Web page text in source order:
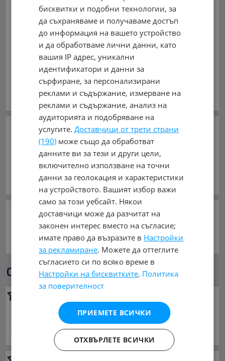
0882 656006, 0887 784491
Виж на картата
0882656006
обл. Пловдив, с. Труд
В mobile.bgот 10.11.2010г.
Виж всички обяви на дилъра
Добави в Бележника
Копирай линка
Съобщи за нередност
Сподели:
Още обяви в mobile.bg
766.94 €
1 500 лв.
Пловдив
бисквитки и подобни технологии, за
да съхраняваме и получаваме достъп
до информация на вашето устройство
и да обработваме лични данни, като
вашия IP адрес, уникални
идентификатори и данни за
сърфиране, за персонализирани
реклами и съдържание, измерване на
реклами и съдържание, анализ на
аудиторията и подобряване на
услугите.Доставчици от трети страни
(190) може също да обработват
данните ви за тези и други цели,
включително използване на точни
данни за геолокация и характеристики
на устройството. Вашият избор важи
само за този уебсайт. Някои
доставчици може да разчитат на
законен интерес вместо на съгласие;
имате право да възразите в Настройки
за рекламиране. Можете да оттеглите
съгласието си по всяко време в
Настройки на бисквитките. Политика
за поверителност
ПРИЕМЕТЕ ВСИЧКИ
ОТХВЪРЛЕТЕ ВСИЧКИ